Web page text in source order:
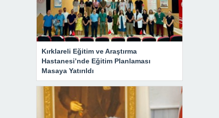
Kırklareli Eğitim ve Araştırma
Hastanesi’nde Eğitim Planlaması
Masaya Yatırıldı